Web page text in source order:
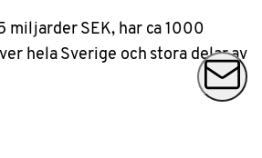
miljarder SEK, har ca 1000
hela Sverige och stora delar av